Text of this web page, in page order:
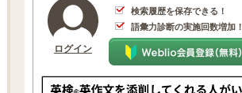
ログイン
検索履歴を保存できる！
語彙力診断の実施回数増加！